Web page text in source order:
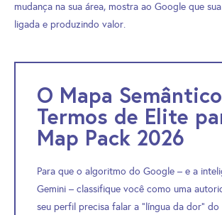
mudança na sua área, mostra ao Google que
ligada e produzindo valor.
O Mapa
Termos de Elite
Map Pack 2026
Para que o algoritmo do Google – e a
Gemini – classifique você como uma
seu perfil precisa falar a “língua da dor” do